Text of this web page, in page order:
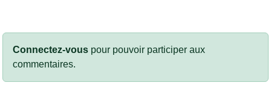
Connectez-vous pour pouvoir participer aux
commentaires.